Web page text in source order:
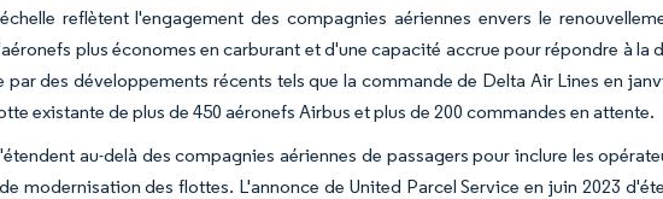
reflètent l'engagement des compagnies aériennes envers le
plus économes en carburant et d'une capacité accrue pour répondre à la
par des développements récents tels que la commande de Delta Air Lines en
existante de plus de 450 aéronefs Airbus et plus de 200 commandes en attente.
au-delà des compagnies aériennes de passagers pour inclure les
modernisation des flottes. L'annonce de United Parcel Service en juin 2023